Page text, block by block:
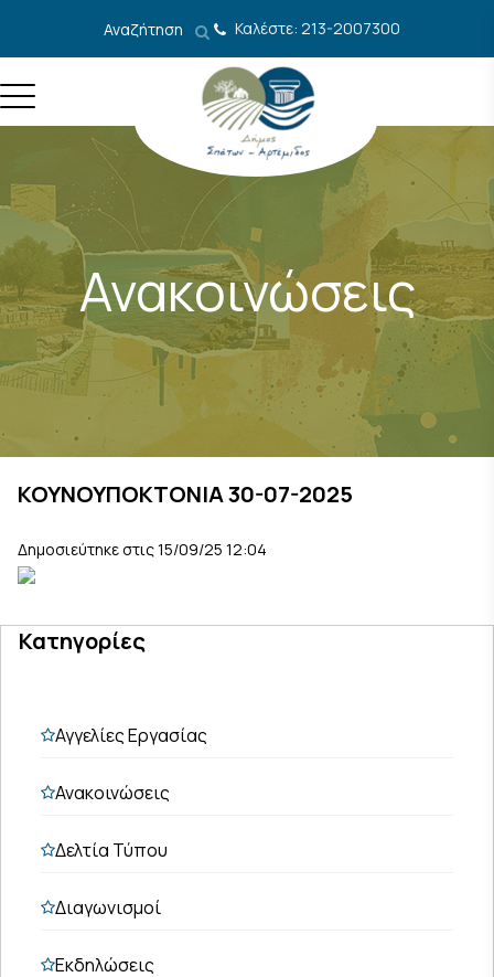
Αναζήτηση Καλέστε: 213-2007300
Ανακοινώσεις
ΚΟΥΝΟΥΠΟΚΤΟΝΙΑ 30-07-2025
Δημοσιεύτηκε στις 15/09/25 12:04
Κατηγορίες
Αγγελίες Εργασίας
Ανακοινώσεις
Δελτία Τύπου
Διαγωνισμοί
Εκδηλώσεις